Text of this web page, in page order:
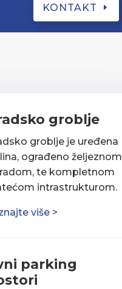
KONTAKT
groblje
groblje je uređena
ograđeno željeznom
te kompletnom
intrastrukturom.
više >
parking